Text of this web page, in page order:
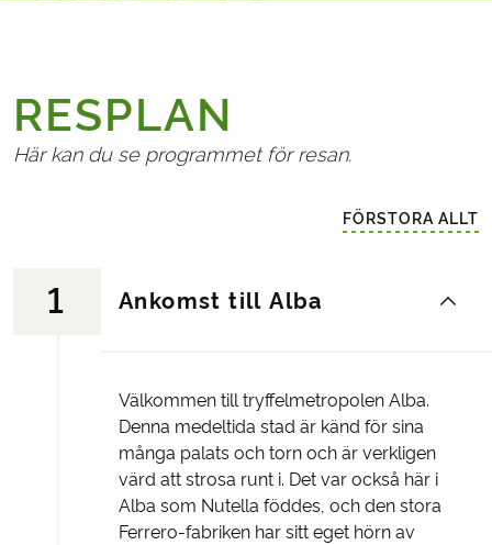
RESPLAN
Här kan du se programmet för resan.
FÖRSTORA ALLT
1 Ankomst till Alba
Välkommen till tryffelmetropolen Alba.
Denna medeltida stad är känd för sina
många palats och torn och är verkligen
värd att strosa runt i. Det var också här i
Alba som Nutella föddes, och den stora
Ferrero-fabriken har sitt eget hörn av